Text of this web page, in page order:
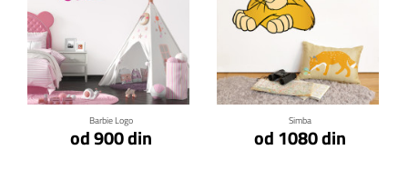
Barbie Logo
od 900 din
Klikni za detalje
Simba
od 1080 din
Klikni za detalje